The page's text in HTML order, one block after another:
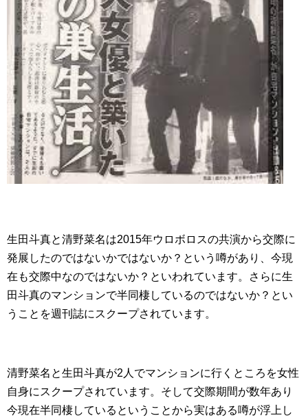
生田斗真と清野菜名は2015年ウロボロスの共演から交際に
発展したのではないかではないか？という噂があり、今現
在も交際中なのではないか？といわれています。さらに生
田斗真のマンションで半同棲しているのではないか？とい
うことを週刊誌にスクープされています。
清野菜名と生田斗真が2人でマンションに行くところを女性
自身にスクープされています。そして交際期間が数年あり
今現在半同棲しているということから実はある噂が浮上し